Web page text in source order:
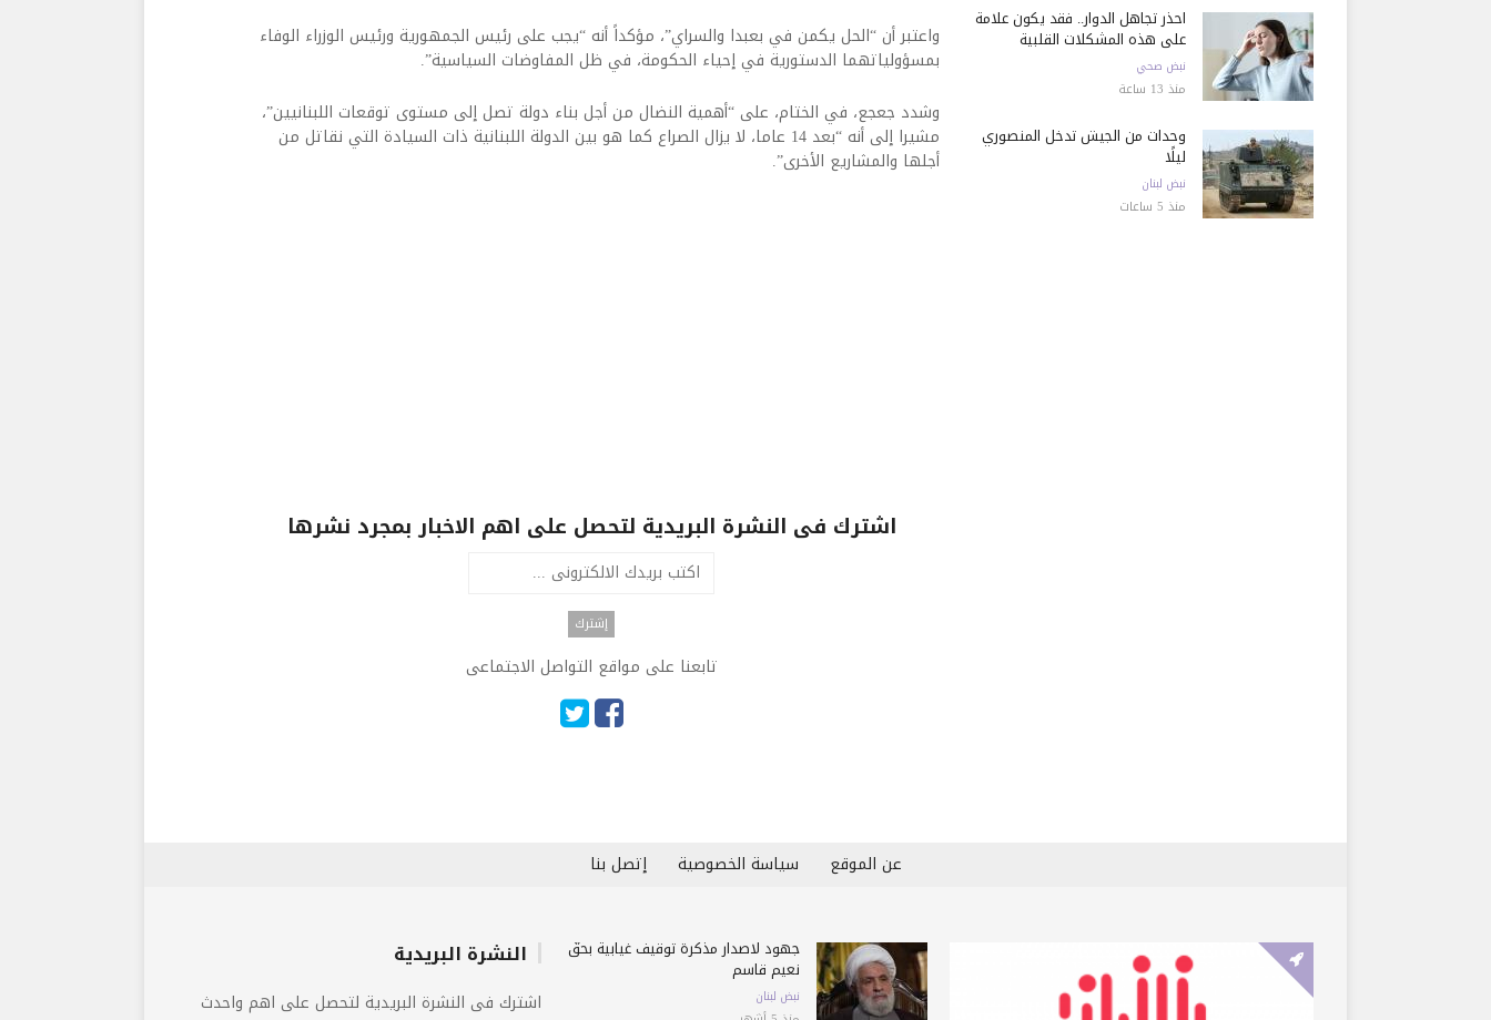
واعتبر أن “الحل يكمن في بعبدا والسراي”، مؤكداً أنه “يجب على رئيس الجمهورية ورئيس الوزراء الوفاء
بمسؤولياتهما الدستورية في إحياء الحكومة، في ظل المفاوضات السياسية”.
وشدد جعجع، في الختام، على “أهمية النضال من أجل بناء دولة تصل إلى مستوى توقعات اللبنانيين”،
مشيرا إلى أنه “بعد 14 عاما، لا يزال الصراع كما هو بين الدولة اللبنانية ذات السيادة التي نقاتل من
أجلها والمشاريع الأخرى”.
اشترك فى النشرة البريدية لتحصل على اهم الاخبار بمجرد نشرها
تابعنا على مواقع التواصل الاجتماعى
احذر تجاهل الدوار.. فقد يكون علامة
على هذه المشكلات القلبية
نبض صحي
منذ 13 ساعة
وحدات من الجيش تدخل المنصوري
ليلًا
نبض لبنان
منذ 5 ساعات
عن الموقع سياسة الخصوصية إتصل بنا
جهود لاصدار مذكرة توقيف غيابية بحقّ
نعيم قاسم
نبض لبنان
النشرة البريدية
اشترك فى النشرة البريدية لتحصل على اهم واحدث